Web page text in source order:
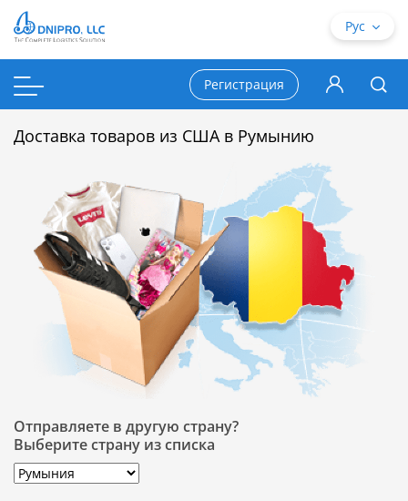
Доставка товаров из США в Румынию
Отправляете в другую страну?
Выберите страну из списка
Рус
Регистрация